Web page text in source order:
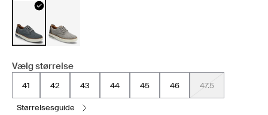
Vælg størrelse
41 42 43 44 45 46 47.5
størrelsesguide